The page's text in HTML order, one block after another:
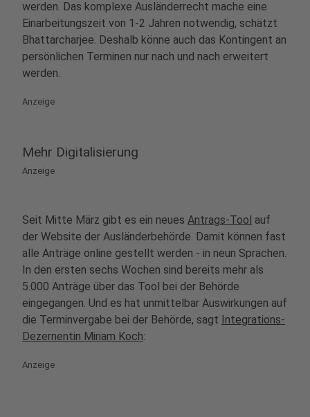
werden. Das komplexe Ausländerrecht mache eine
Einarbeitungszeit von 1-2 Jahren notwendig, schätzt
Bhattarcharjee. Deshalb könne auch das Kontingent an
persönlichen Terminen nur nach und nach erweitert
werden.
Anzeige
Mehr Digitalisierung
Anzeige
Seit Mitte März gibt es ein neues Antrags-Tool auf
der Website der Ausländerbehörde. Damit können fast
alle Anträge online gestellt werden - in neun Sprachen.
In den ersten sechs Wochen sind bereits mehr als
5.000 Anträge über das Tool bei der Behörde
eingegangen. Und es hat unmittelbar Auswirkungen auf
die Terminvergabe bei der Behörde, sagt Integrations-
Dezernentin Miriam Koch:
Anzeige